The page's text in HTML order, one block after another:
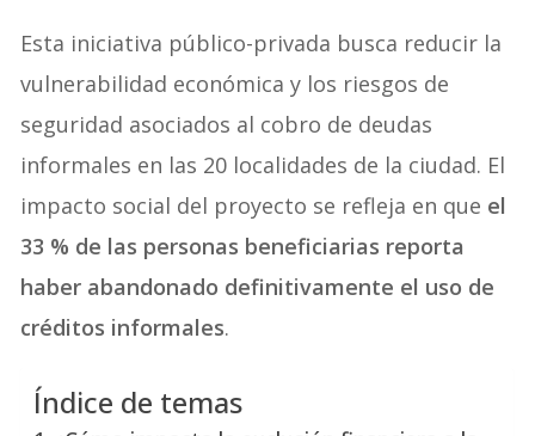
Esta iniciativa público-privada busca reducir la
vulnerabilidad económica y los riesgos de
seguridad asociados al cobro de deudas
informales en las 20 localidades de la ciudad. El
impacto social del proyecto se refleja en que el
33 % de las personas beneficiarias reporta
haber abandonado definitivamente el uso de
créditos informales.
Índice de temas